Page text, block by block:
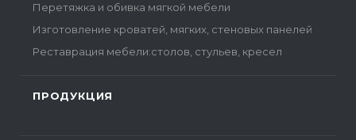
Перетяжка и обивка мягкой мебели
Изготовление кроватей, мягких, стеновых панелей
Реставрация мебели:столов, стульев, кресел
ПРОДУКЦИЯ